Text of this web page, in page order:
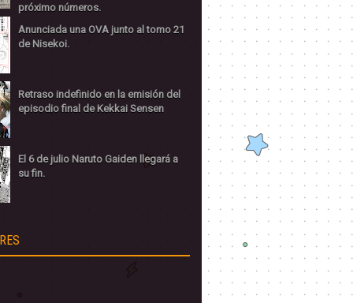
próximo números.
Anunciada una OVA junto al tomo 21
de Nisekoi.
Retraso indefinido en la emisión del
episodio final de Kekkai Sensen
El 6 de julio Naruto Gaiden llegará a
su fin.